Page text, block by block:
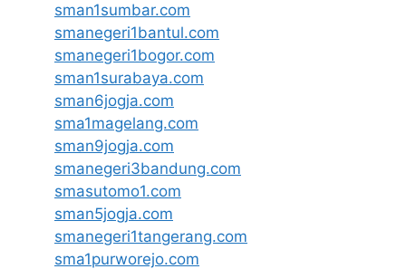
sman1sumbar.com
smanegeri1bantul.com
smanegeri1bogor.com
sman1surabaya.com
sman6jogja.com
sma1magelang.com
sman9jogja.com
smanegeri3bandung.com
smasutomo1.com
sman5jogja.com
smanegeri1tangerang.com
sma1purworejo.com